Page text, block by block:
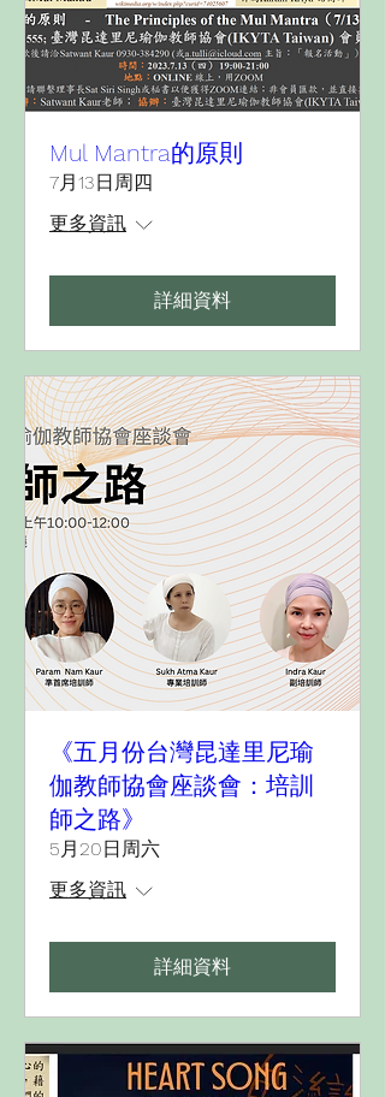
Mul Mantra的原則
7月13日周四
更多資訊
詳細資料
《五月份台灣昆達里尼瑜
伽教師協會座談會：培訓
師之路》
5月20日周六
更多資訊
詳細資料